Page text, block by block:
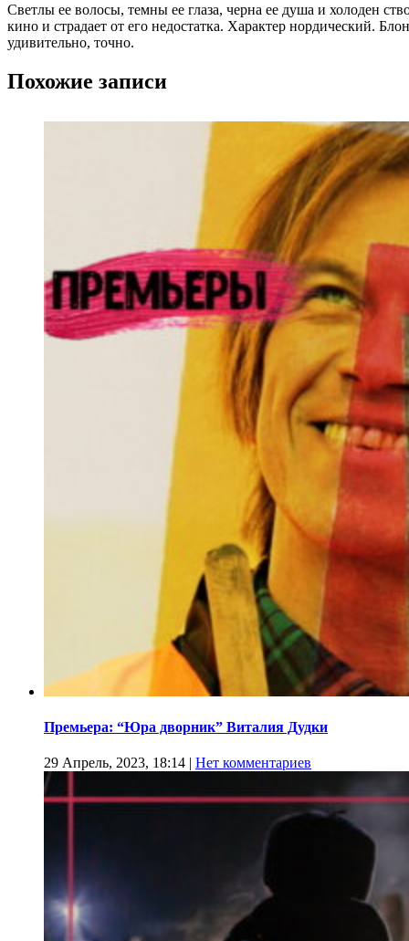
Светлы ее волосы, темны ее глаза, черна ее душа и холоден
кино и страдает от его недостатка. Характер нордический.
удивительно, точно.
Похожие записи
Премьера: “Юра дворник” Виталия Дудки
29 Апрель, 2023, 18:14 | Нет комментариев